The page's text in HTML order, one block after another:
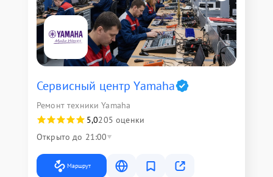
Сервисный центр Yamaha
Ремонт техники Yamaha
5,0205 оценки
Открыто до 21:00
Маршрут